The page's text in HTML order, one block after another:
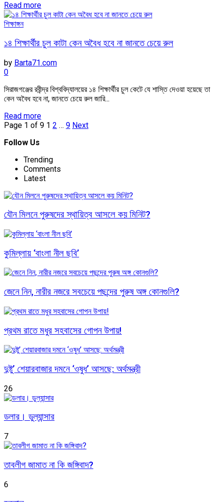
Read more
শিক্ষাঙ্গন
১৪ শিক্ষার্থীর চুল কাটা কেন অবৈধ হবে না জানতে চেয়ে রুল
by Barta71.com
0
সিরাজগঞ্জের রবীন্দ্র বিশ্ববিদ্যালয়ের ১৪ শিক্ষার্থীর চুল কেটে যে শাস্তি দেওয়া হয়েছে তা
কেন অবৈধ হবে না, জানতে চেয়ে রুল জারি...
Read more
Page 1 of 9 1 2 … 9 Next
Follow Us
Trending
Comments
Latest
যৌন মিলনে পুরুষদের স্থায়িত্ব আসলে কয় মিনিট?
কুমিল্লায় ‘বাংলা নীল ছবি’
জেনে নিন, নারীর নজরে সবচেয়ে পছন্দের পুরুষ অঙ্গ কোনগুলি?
প্রথম রাতে মধুর সহবাসের গোপন উপায়!
দুষ্টু’ শেয়ারবাজার দমনে ‘ওষুধ’ আসছে: অর্থমন্ত্রী
26
ডলার। ডুল্যান্সার
7
তাবলীগ জামাত না কি জঙ্গিবাদ?
6